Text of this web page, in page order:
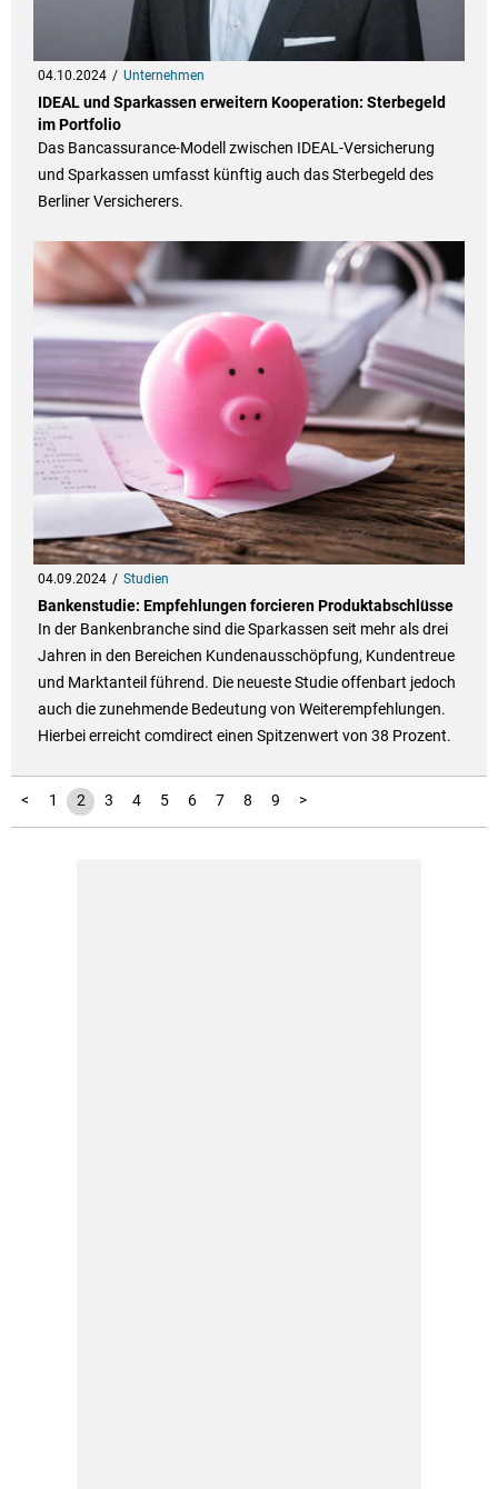
04.10.2024 Unternehmen
IDEAL und Sparkassen erweitern Kooperation: Sterbegeld
im Portfolio
Das Bancassurance-Modell zwischen IDEAL-Versicherung
und Sparkassen umfasst künftig auch das Sterbegeld des
Berliner Versicherers.
04.09.2024 Studien
Bankenstudie: Empfehlungen forcieren Produktabschlüsse
In der Bankenbranche sind die Sparkassen seit mehr als drei
Jahren in den Bereichen Kundenausschöpfung, Kundentreue
und Marktanteil führend. Die neueste Studie offenbart jedoch
auch die zunehmende Bedeutung von Weiterempfehlungen.
Hierbei erreicht comdirect einen Spitzenwert von 38 Prozent.
< 1 2 3 4 5 6 7 8 9 >